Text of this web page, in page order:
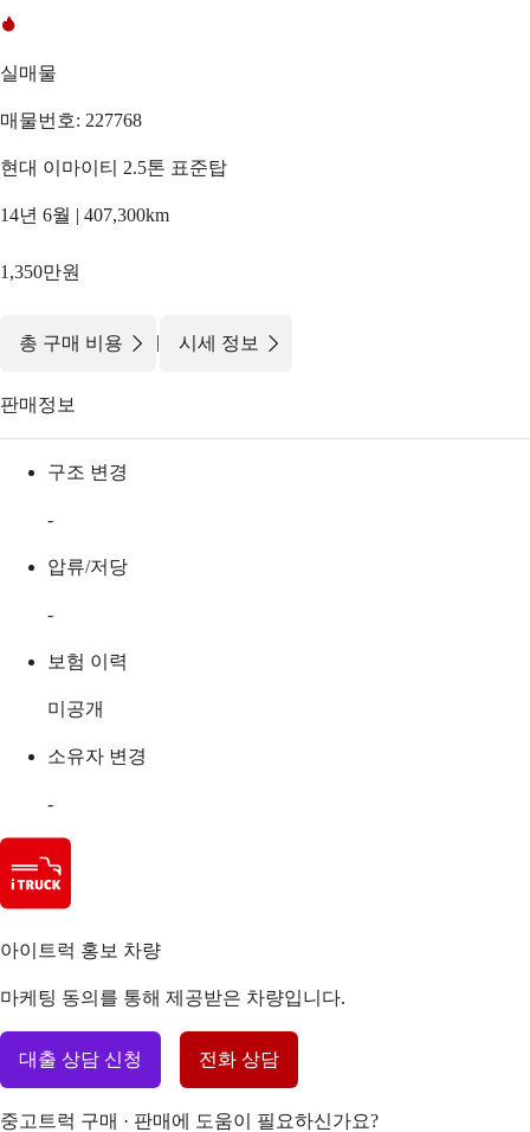
실매물
매물번호: 227768
현대 이마이티 2.5톤 표준탑
14년 6월 | 407,300km
1,350만원
총 구매 비용 | 시세 정보
판매정보
구조 변경
-
압류/저당
-
보험 이력
미공개
소유자 변경
-
아이트럭 홍보 차량
마케팅 동의를 통해 제공받은 차량입니다.
대출 상담 신청 전화 상담
중고트럭 구매 · 판매에 도움이 필요하신가요?